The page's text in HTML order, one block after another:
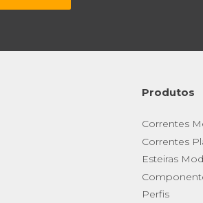
Produtos
Correntes
Correntes
Esteiras
Perfis